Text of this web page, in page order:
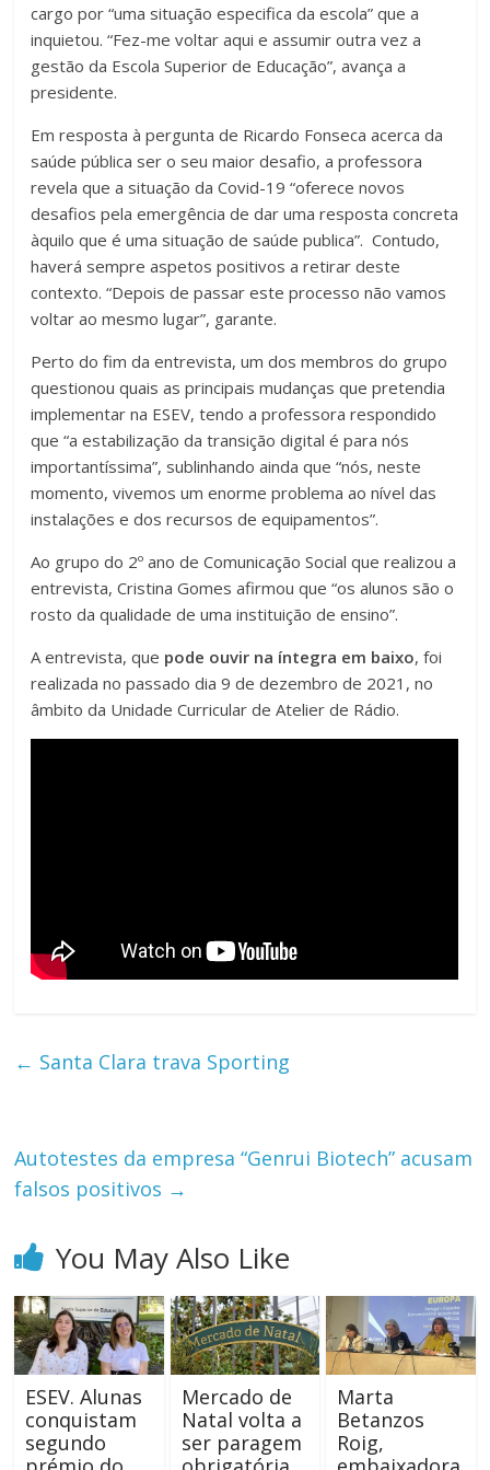
cargo por “uma situação especifica da escola” que a
inquietou. “Fez-me voltar aqui e assumir outra vez a
gestão da Escola Superior de Educação”, avança a
presidente.
Em resposta à pergunta de Ricardo Fonseca acerca da
saúde pública ser o seu maior desafio, a professora
revela que a situação da Covid-19 “oferece novos
desafios pela emergência de dar uma resposta concreta
àquilo que é uma situação de saúde publica”. Contudo,
haverá sempre aspetos positivos a retirar deste
contexto. “Depois de passar este processo não vamos
voltar ao mesmo lugar”, garante.
Perto do fim da entrevista, um dos membros do grupo
questionou quais as principais mudanças que pretendia
implementar na ESEV, tendo a professora respondido
que “a estabilização da transição digital é para nós
importantíssima”, sublinhando ainda que “nós, neste
momento, vivemos um enorme problema ao nível das
instalações e dos recursos de equipamentos”.
Ao grupo do 2º ano de Comunicação Social que realizou a
entrevista, Cristina Gomes afirmou que “os alunos são o
rosto da qualidade de uma instituição de ensino”.
A entrevista, que pode ouvir na íntegra em baixo, foi
realizada no passado dia 9 de dezembro de 2021, no
âmbito da Unidade Curricular de Atelier de Rádio.
← Santa Clara trava Sporting
Autotestes da empresa “Genrui Biotech” acusam
falsos positivos →
You May Also Like
ESEV. Alunas
conquistam
segundo
Mercado de
Natal volta a
ser paragem
Marta
Betanzos
Roig,